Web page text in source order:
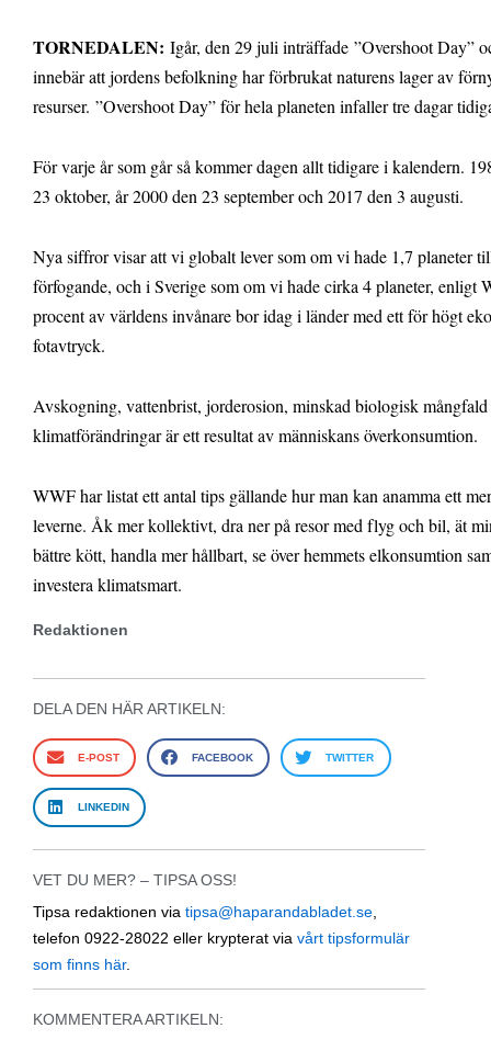
TORNEDALEN: Igår, den 29 juli inträffade ”Overshoot Day”
innebär att jordens befolkning har förbrukat naturens lager av
resurser. ”Overshoot Day” för hela planeten infaller tre dagar
För varje år som går så kommer dagen allt tidigare i kalendern.
23 oktober, år 2000 den 23 september och 2017 den 3 augusti.
Nya siffror visar att vi globalt lever som om vi hade 1,7 planeter
förfogande, och i Sverige som om vi hade cirka 4 planeter, enligt
procent av världens invånare bor idag i länder med ett för högt
fotavtryck.
Avskogning, vattenbrist, jorderosion, minskad biologisk
klimatförändringar är ett resultat av människans överkonsumtion.
WWF har listat ett antal tips gällande hur man kan anamma ett
leverne. Åk mer kollektivt, dra ner på resor med flyg och bil, ät
bättre kött, handla mer hållbart, se över hemmets elkonsumtion
investera klimatsmart.
Redaktionen
DELA DEN HÄR ARTIKELN:
E-POST FACEBOOK TWITTER
LINKEDIN
VET DU MER? – TIPSA OSS!
Tipsa redaktionen via tipsa@haparandabladet.se
telefon 0922-28022 eller krypterat via vårt tipsformulär
som finns här.
KOMMENTERA ARTIKELN: